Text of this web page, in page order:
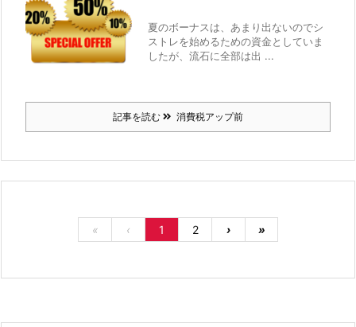
夏のボーナスは、あまり出ないのでシ
ストレを始めるための資金としていま
したが、流石に全部は出 ...
記事を読む 消費税アップ前
« ‹ 1 2 › »